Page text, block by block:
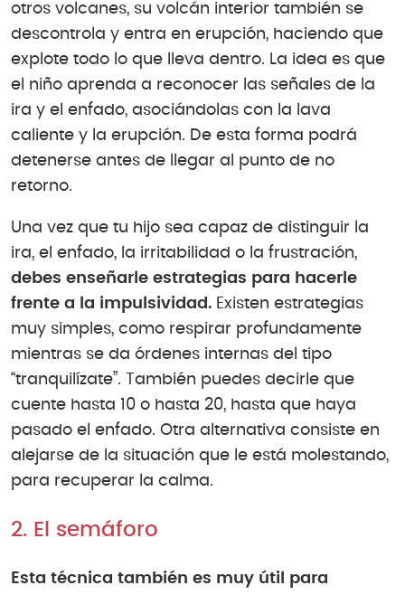
otros volcanes, su volcán interior también se
descontrola y entra en erupción, haciendo que
explote todo lo que lleva dentro. La idea es que
el niño aprenda a reconocer las señales de la
ira y el enfado, asociándolas con la lava
caliente y la erupción. De esta forma podrá
detenerse antes de llegar al punto de no
retorno.
Una vez que tu hijo sea capaz de distinguir la
ira, el enfado, la irritabilidad o la frustración,
debes enseñarle estrategias para hacerle
frente a la impulsividad. Existen estrategias
muy simples, como respirar profundamente
mientras se da órdenes internas del tipo
“tranquilízate”. También puedes decirle que
cuente hasta 10 o hasta 20, hasta que haya
pasado el enfado. Otra alternativa consiste en
alejarse de la situación que le está molestando,
para recuperar la calma.
2. El semáforo
Esta técnica también es muy útil para